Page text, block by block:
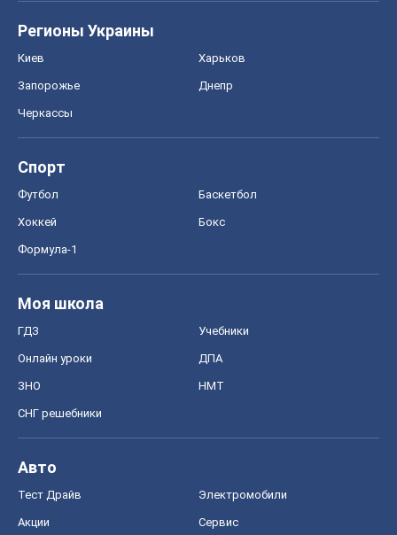
Регионы Украины
Киев Харьков
Запорожье Днепр
Черкассы
Спорт
Футбол Баскетбол
Хоккей Бокс
Формула-1
Моя школа
ГДЗ Учебники
Онлайн уроки ДПА
ЗНО НМТ
СНГ решебники
Авто
Тест Драйв Электромобили
Акции Сервис